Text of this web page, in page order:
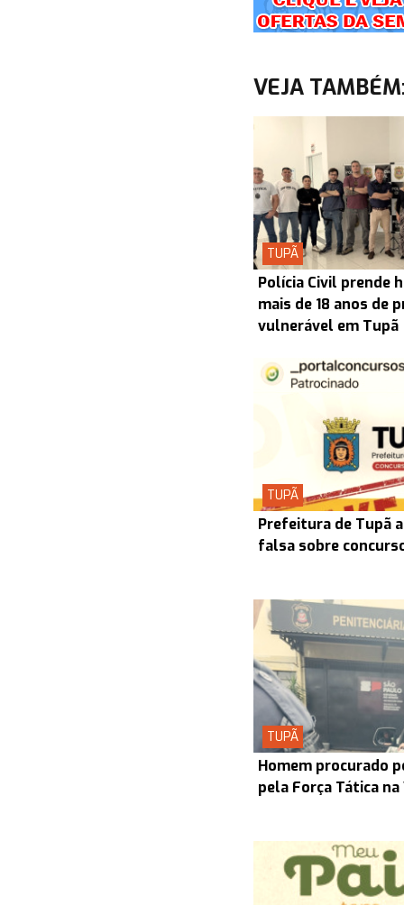
VEJA
TUPÃ
Polícia Civil prende
mais de 18 anos de
vulnerável em Tupã
TUPÃ
Prefeitura de Tupã
falsa sobre
TUPÃ
Homem procurado
pela Força Tática